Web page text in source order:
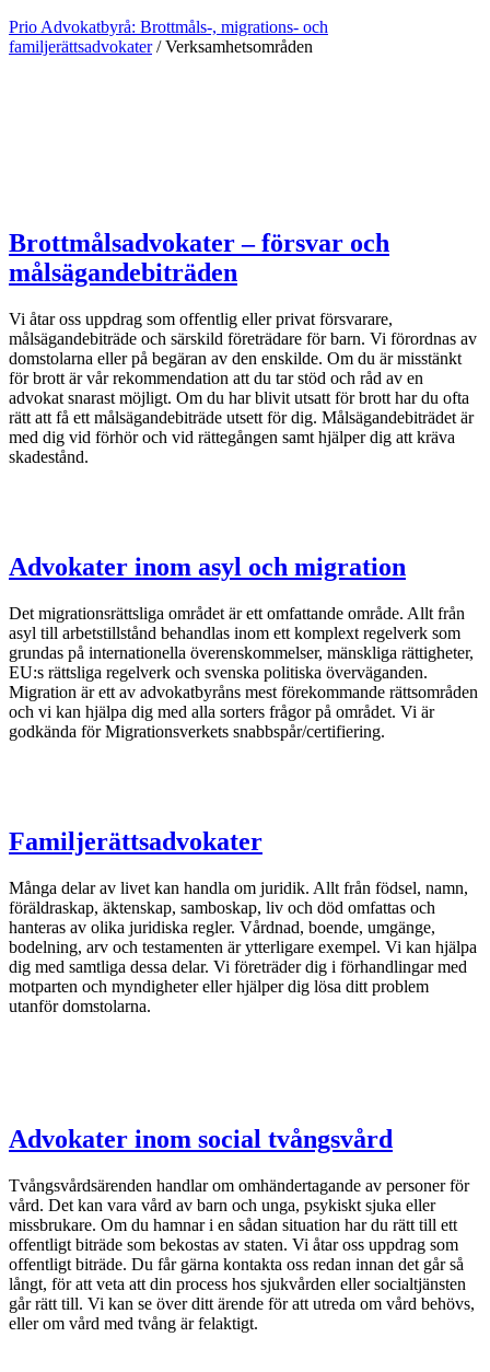
Prio Advokatbyrå: Brottmåls-, migrations- och
familjerättsadvokater/Verksamhetsområden
Brottmålsadvokater – försvar och
målsägandebiträden
Vi åtar oss uppdrag som offentlig eller privat försvarare,
målsägandebiträde och särskild företrädare för barn. Vi förordnas av
domstolarna eller på begäran av den enskilde. Om du är misstänkt
för brott är vår rekommendation att du tar stöd och råd av en
advokat snarast möjligt. Om du har blivit utsatt för brott har du ofta
rätt att få ett målsägandebiträde utsett för dig. Målsägandebiträdet är
med dig vid förhör och vid rättegången samt hjälper dig att kräva
skadestånd.
Advokater inom asyl och migration
Det migrationsrättsliga området är ett omfattande område. Allt från
asyl till arbetstillstånd behandlas inom ett komplext regelverk som
grundas på internationella överenskommelser, mänskliga rättigheter,
EU:s rättsliga regelverk och svenska politiska överväganden.
Migration är ett av advokatbyråns mest förekommande rättsområden
och vi kan hjälpa dig med alla sorters frågor på området. Vi är
godkända för Migrationsverkets snabbspår/certifiering.
Familjerättsadvokater
Många delar av livet kan handla om juridik. Allt från födsel, namn,
föräldraskap, äktenskap, samboskap, liv och död omfattas och
hanteras av olika juridiska regler. Vårdnad, boende, umgänge,
bodelning, arv och testamenten är ytterligare exempel. Vi kan hjälpa
dig med samtliga dessa delar. Vi företräder dig i förhandlingar med
motparten och myndigheter eller hjälper dig lösa ditt problem
utanför domstolarna.
Advokater inom social tvångsvård
Tvångsvårdsärenden handlar om omhändertagande av personer för
vård. Det kan vara vård av barn och unga, psykiskt sjuka eller
missbrukare. Om du hamnar i en sådan situation har du rätt till ett
offentligt biträde som bekostas av staten. Vi åtar oss uppdrag som
offentligt biträde. Du får gärna kontakta oss redan innan det går så
långt, för att veta att din process hos sjukvården eller socialtjänsten
går rätt till. Vi kan se över ditt ärende för att utreda om vård behövs,
eller om vård med tvång är felaktigt.